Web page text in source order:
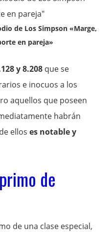
de Los Simpson «Marge,
en pareja»
y 8.208 que se
e inocuos a los
aquellos que poseen
habrán
elloses notable y
de
de una clase especial,